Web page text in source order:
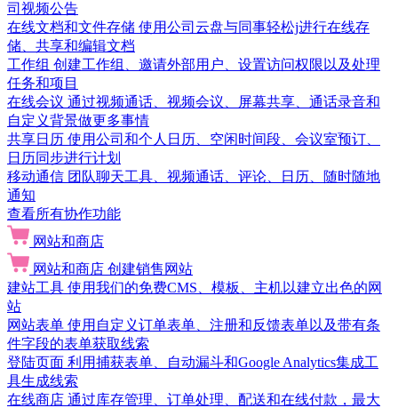
司视频公告
在线文档和文件存储 使用公司云盘与同事轻松j进行在线存
储、共享和编辑文档
工作组 创建工作组、邀请外部用户、设置访问权限以及处理
任务和项目
在线会议 通过视频通话、视频会议、屏幕共享、通话录音和
自定义背景做更多事情
共享日历 使用公司和个人日历、空闲时间段、会议室预订、
日历同步进行计划
移动通信 团队聊天工具、视频通话、评论、日历、随时随地
通知
查看所有协作功能
网站和商店
网站和商店 创建销售网站
建站工具 使用我们的免费CMS、模板、主机以建立出色的网
站
网站表单 使用自定义订单表单、注册和反馈表单以及带有条
件字段的表单获取线索
登陆页面 利用捕获表单、自动漏斗和Google Analytics集成工
具生成线索
在线商店 通过库存管理、订单处理、配送和在线付款，最大